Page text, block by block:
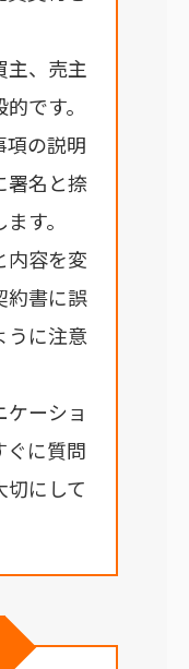
主、売主
です。
項の説明
署名と捺
す。
内容を変
約書に誤
うに注意
ーショ
ぐに質問
にして